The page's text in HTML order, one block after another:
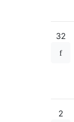
32
2